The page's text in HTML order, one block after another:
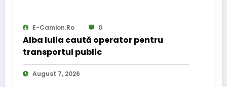
E-Camion.ro 0
Alba Iulia caută operator pentru
transportul public
August 7, 2026